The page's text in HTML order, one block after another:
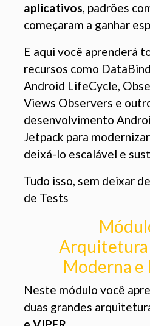
aplicativos, padrões
começaram a ganhar
E aqui você aprenderá
recursos como
Android LifeCycle,
Views Observers e
desenvolvimento
Jetpack para
deixá-lo escalável e
Tudo isso, sem deixar
de Tests
Moderna e
Neste módulo você
duas grandes